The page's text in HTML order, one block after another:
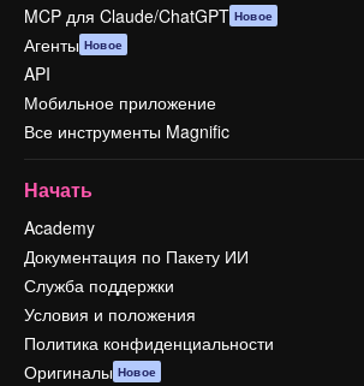
MCP для Claude/ChatGPT Новое
Агенты Новое
API
Мобильное приложение
Все инструменты Magnific
Начать
Academy
Документация по Пакету ИИ
Служба поддержки
Условия и положения
Политика конфиденциальности
Оригиналы Новое